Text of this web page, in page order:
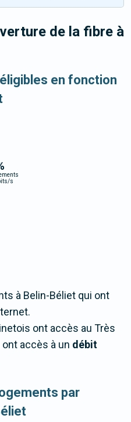
de la fibre à
en fonction
s
à Belin-Béliet qui ont
ont accès au Très
ont accès à un débit
par